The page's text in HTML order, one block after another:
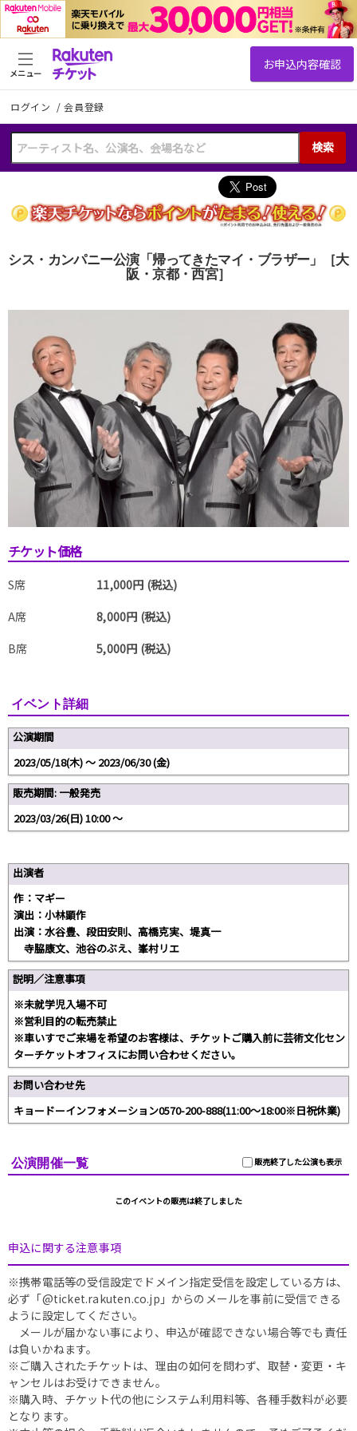
ログイン /会員登録
検索
メニュー
シス・カンパニー公演「帰ってきたマイ・ブラザー」［大
阪・京都・西宮］
チケット価格
S席
11,000円 (税込)
A席
8,000円 (税込)
B席
5,000円 (税込)
イベント詳細
公演期間
2023/05/18(木) 〜 2023/06/30 (金)
販売期間: 一般発売
2023/03/26(日) 10:00 〜
出演者
作：マギー
演出：小林顕作
出演：水谷豊、段田安則、高橋克実、堤真一
寺脇康文、池谷のぶえ、峯村リエ
説明／注意事項
※未就学児入場不可
※営利目的の転売禁止
※車いすでご来場を希望のお客様は、チケットご購入前に芸術文化セン
ターチケットオフィスにお問い合わせください。
お問い合わせ先
キョードーインフォメーション0570-200-888(11:00～18:00※日祝休業)
販売終了した公演も表示
公演開催一覧
このイベントの販売は終了しました
申込に関する注意事項
※携帯電話等の受信設定でドメイン指定受信を設定している方は、
必ず「@ticket.rakuten.co.jp」からのメールを事前に受信できる
ように設定してください。
メールが届かない事により、申込が確認できない場合等でも責任
は負いかねます。
※ご購入されたチケットは、理由の如何を問わず、取替・変更・キ
ャンセルはお受けできません。
※購入時、チケット代の他にシステム利用料等、各種手数料が必要
となります。